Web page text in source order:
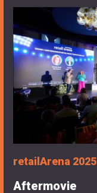
retailArena 2025
Aftermovie